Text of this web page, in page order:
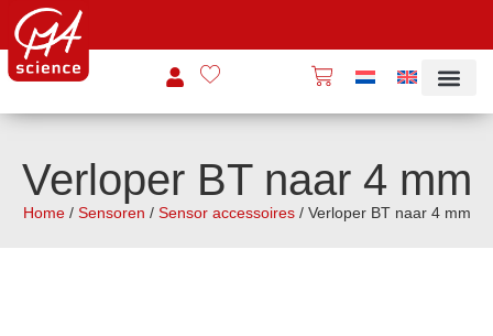
Verloper BT naar 4 mm
Home/ Sensoren / Sensor accessoires/ Verloper BT naar 4 mm